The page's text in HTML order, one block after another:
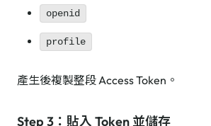
openid
profile
產生後複製整段 Access Token。
Step 3：貼入 Token 並儲存